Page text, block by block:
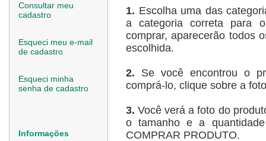
Consultar meu
cadastro
Esqueci meu e-mail
de cadastro
Esqueci minha
senha de cadastro
Informações
1. Escolha uma das
a categoria correta para
comprar, aparecerão todos
escolhida.
2. Se você encontrou o
comprá-lo, clique sobre a
3. Você verá a foto do
o tamanho e a
COMPRAR PRODUTO.